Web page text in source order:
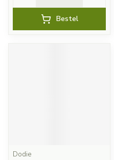
Bestel
Dodie